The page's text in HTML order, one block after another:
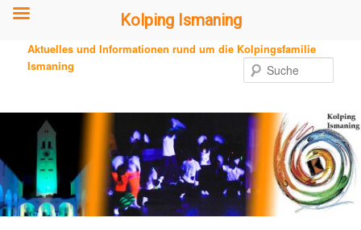
primären
sekundären
Aktuelles und Informationen rund um die Kolpingsfamilie
Ismaning
Kolping Ismaning